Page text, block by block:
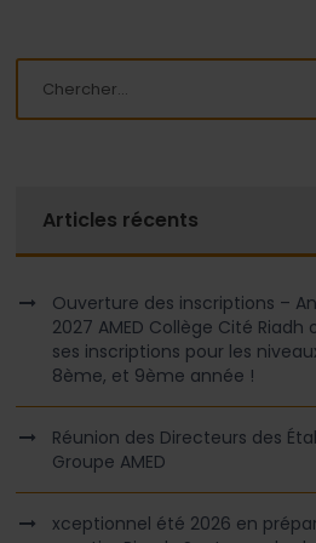
Articles récents
Ouverture des inscriptions –
2027 AMED Collège Cité
ses inscriptions pour les
8ème, et 9ème année !
Réunion des Directeurs des
Groupe AMED
xceptionnel été 2026 en